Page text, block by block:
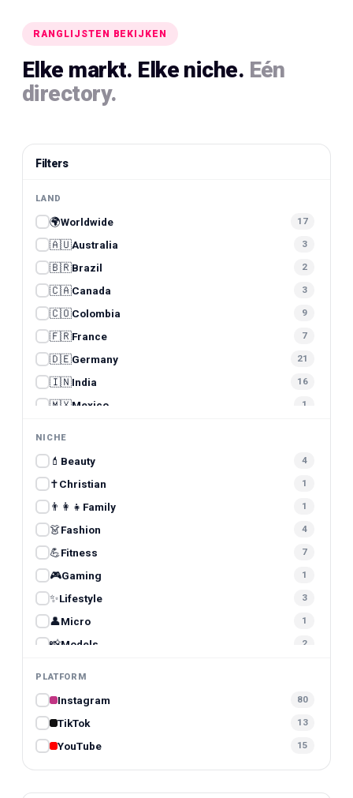
RANGLIJSTEN BEKIJKEN
Elke markt. Elke niche. Eén
directory.
Filters
LAND
🌍Worldwide 17
🇦🇺Australia 3
🇧🇷Brazil 2
🇨🇦Canada 3
🇨🇴Colombia 9
🇫🇷France 7
🇩🇪Germany 21
🇮🇳India 16
🇲🇽Mexico 1
NICHE
💄 Beauty 4
✝️Christian 1
👨‍👩‍👧 Family 1
👗Fashion 4
💪Fitness 7
🎮Gaming 1
✨Lifestyle 3
👤Micro 1
📸Models 2
PLATFORM
Instagram 80
TikTok 13
YouTube 15